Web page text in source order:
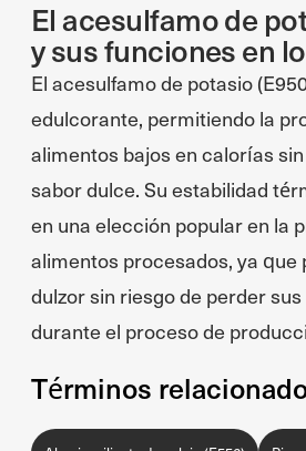
El acesulfamo de
y sus funciones en
El acesulfamo de potasio
edulcorante, permitiendo la
alimentos bajos en calorías
sabor dulce. Su estabilidad
en una elección popular en la
alimentos procesados, ya que
dulzor sin riesgo de perder
durante el proceso de
Términos